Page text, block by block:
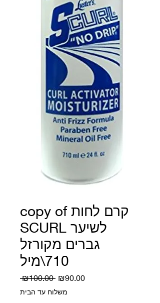
copy of קרם לחות
SCURL לשיער
גברים מקורזל
710\מיל
₪100.00 Regular
₪90.00Sale
משלוח עד הבית